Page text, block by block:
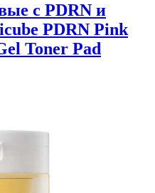
с PDRN и
PDRN Pink
Toner Pad